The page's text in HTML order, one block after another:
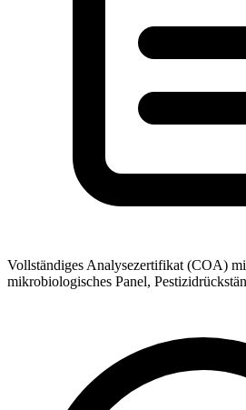
Vollständiges Analysezertifikat (COA)
mikrobiologisches Panel,